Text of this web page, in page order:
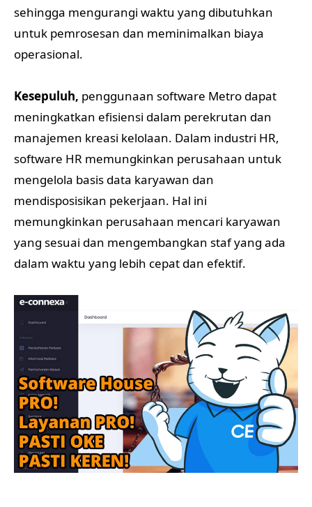
sehingga mengurangi waktu yang dibutuhkan
untuk pemrosesan dan meminimalkan biaya
operasional.
Kesepuluh, penggunaan software Metro dapat
meningkatkan efisiensi dalam perekrutan dan
manajemen kreasi kelolaan. Dalam industri HR,
software HR memungkinkan perusahaan untuk
mengelola basis data karyawan dan
mendisposisikan pekerjaan. Hal ini
memungkinkan perusahaan mencari karyawan
yang sesuai dan mengembangkan staf yang ada
dalam waktu yang lebih cepat dan efektif.